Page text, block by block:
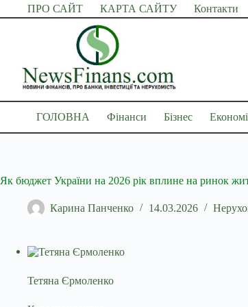
Перейти
до
ПРО САЙТ КАРТА САЙТУ Контакти
ГОЛОВНА Фінанси Бізнес
Як бюджет України на 2026 рік вплине на ринок
Карина Панченко 14.03.2026
Тетяна Єрмоленко